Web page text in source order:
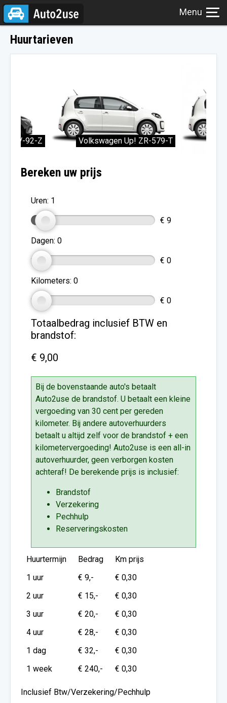
Huurtarieven
Bereken uw prijs
Uren: 1
€ 9
Dagen: 0
€ 0
Kilometers: 0
€ 0
Totaalbedrag inclusief BTW en
brandstof:
€ 9,00
Bij de bovenstaande auto's betaalt
Auto2use de brandstof. U betaalt een kleine
vergoeding van 30 cent per gereden
kilometer. Bij andere autoverhuurders
betaalt u altijd zelf voor de brandstof + een
kilometervergoeding! Auto2use is een all-in
autoverhuurder, geen verborgen kosten
achteraf! De berekende prijs is inclusief:
Brandstof
Verzekering
Pechhulp
Reserveringskosten
Huurtermijn Bedrag
Km prijs
1 uur
€ 9,-
€ 0,30
2 uur
€ 15,-
€ 0,30
3 uur
€ 20,-
€ 0,30
4 uur
€ 28,-
€ 0,30
1 dag
€ 32,-
€ 0,30
1 week
€ 240,- € 0,30
Inclusief Btw/Verzekering/Pechhulp